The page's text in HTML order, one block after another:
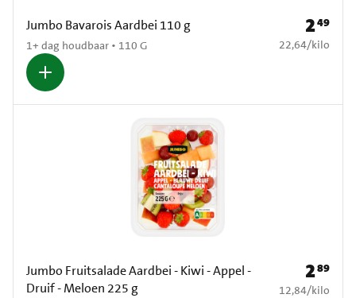
Jumbo Bavarois Aardbei 110 g
1+ dag houdbaar • 110 G
Prijs: €
249
€ 22,64 per kilo
22,64/kilo
Jumbo Fruitsalade Aardbei - Kiwi - Appel -
Druif - Meloen 225 g
Prijs: €
289
€ 12,84 per kilo
12,84/kilo